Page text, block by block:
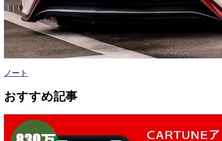
ノート
おすすめ記事